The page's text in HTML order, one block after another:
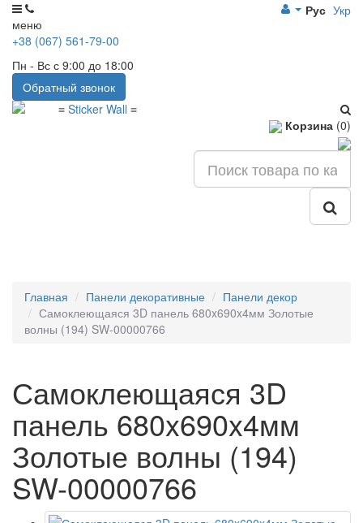
меню
Рус Укр
+38 (067) 561-79-00
Пн - Вс с 9:00 до 18:00
Обратный звонок
Корзина (0)
Главная Панели декоративные
Панели декор
Самоклеющаяся 3D панель 680x690x4мм Золотые
волны (194) SW-00000766
Самоклеющаяся 3D
панель 680x690x4мм
Золотые волны (194)
SW-00000766